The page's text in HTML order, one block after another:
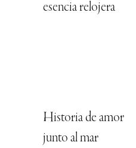
esencia relojera
Historia de amor
junto al mar